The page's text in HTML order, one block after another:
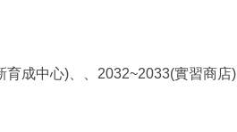
成中心)、、2032~2033(實習商店)